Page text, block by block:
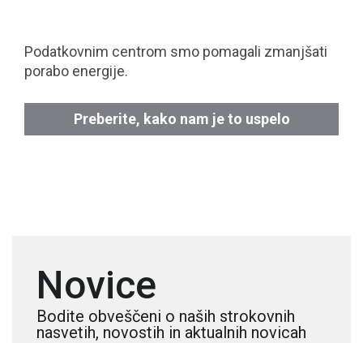
Podatkovnim centrom smo pomagali zmanjšati
porabo energije.
Preberite, kako nam je to uspelo
Novice
Bodite obveščeni o naših strokovnih
nasvetih, novostih in aktualnih novicah